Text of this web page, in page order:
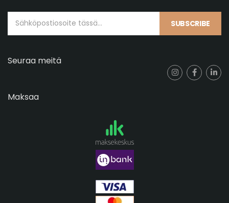
SUBSCRIBE
Seuraa meitä
Maksaa